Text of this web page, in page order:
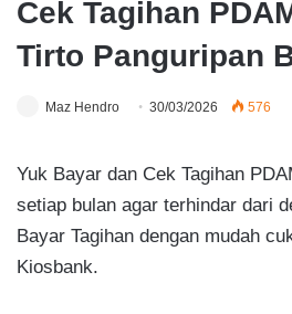
Cek Tagihan
Tirto Panguripan
Maz Hendro 30/03/2026 576
Yuk Bayar dan Cek Tagihan
setiap bulan agar terhindar dari
Bayar Tagihan dengan mudah
Kiosbank.